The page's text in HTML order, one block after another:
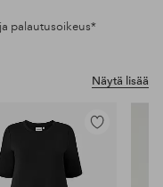
palautusoikeus*
Näytä lisää
Lisää